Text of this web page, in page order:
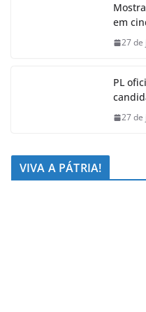
em
27 de
PL
27 de
VIVA A PÁTRIA!